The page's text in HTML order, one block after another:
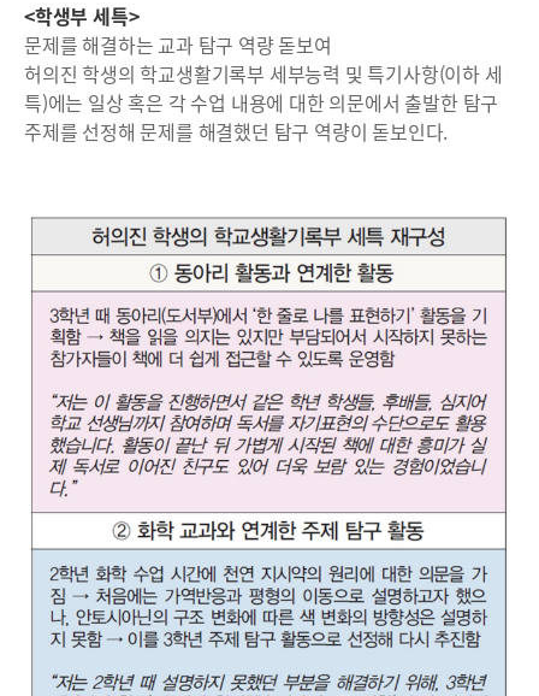
<학생부 세특>
문제를 해결하는 교과 탐구 역량 돋보여
허의진 학생의 학교생활기록부 세부능력 및 특기사항(이하 세
특)에는 일상 혹은 각 수업 내용에 대한 의문에서 출발한 탐구
주제를 선정해 문제를 해결했던 탐구 역량이 돋보인다.